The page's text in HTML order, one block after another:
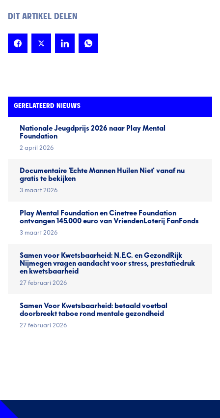
DIT ARTIKEL DELEN
GERELATEERD NIEUWS
Nationale Jeugd­prijs 2026 naar Play Mental
Foundation
2 april 2026
Documentaire 'Echte Mannen Huilen Niet' vanaf nu
gratis te bekijken
3 maart 2026
Play Mental Foundation en Cinetree Foundation
ontvangen 145.000 euro van VriendenLoterij FanFonds
3 maart 2026
Samen voor Kwetsbaarheid: N.E.C. en GezondRijk
Nijmegen vragen aandacht voor stress, prestatiedruk
en kwetsbaarheid
27 februari 2026
Samen Voor Kwetsbaarheid: betaald voetbal
doorbreekt taboe rond mentale gezondheid
27 februari 2026